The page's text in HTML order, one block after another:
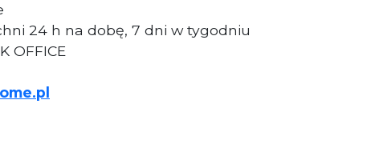
24 h na dobę, 7 dni w tygodniu
OFFICE